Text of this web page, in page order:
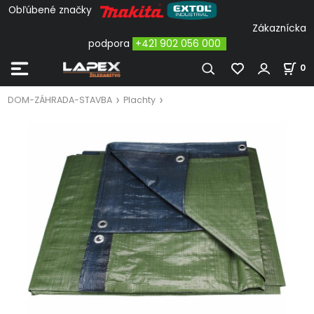
Obľúbené značky
Zákaznícka
podpora +421 902 056 000
0
DOM-ZÁHRADA-STAVBA Plachty